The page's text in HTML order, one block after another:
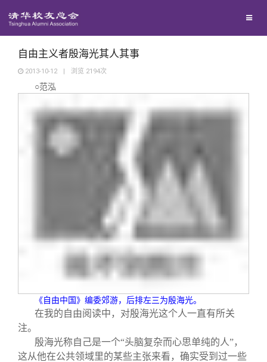
西南联大校友会
义工计划
新媒体平台
青春风采
校友服务
终身学习
信息化服务
三创大赛
实用信息
校友总会
总会简介
会长致辞
总会章程
关闭
自由主义者殷海光其人其事
2013-10-12 | 浏览 2194次
○范泓
《自由中国》编委郊游，后排左三为殷海光。
在我的自由阅读中，对殷海光这个人一直有所关
注。
殷海光称自己是一个“头脑复杂而心思单纯的人”，
这从他在公共领域里的某些主张来看，确实受到过一些